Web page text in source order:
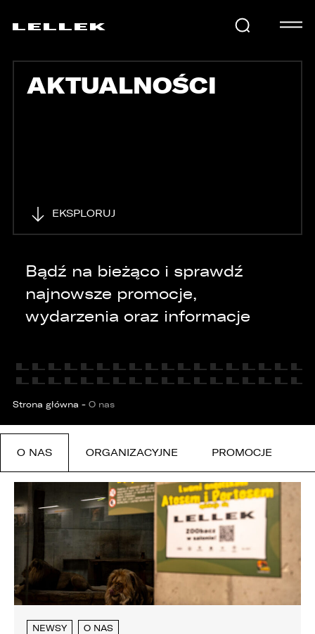
SAMOCHODY
KONTAKT
E-LELLEK
AKTUALNOŚCI
EKSPLORUJ
Bądź na bieżąco i sprawdź
najnowsze promocje,
wydarzenia oraz informacje
Strona główna - O nas
O NAS ORGANIZACYJNE PROMOCJE
NEWSY O NAS